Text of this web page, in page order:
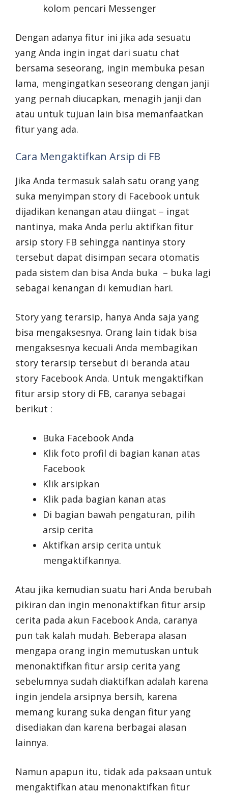
kolom pencari Messenger
Dengan adanya fitur ini jika ada sesuatu
yang Anda ingin ingat dari suatu chat
bersama seseorang, ingin membuka pesan
lama, mengingatkan seseorang dengan janji
yang pernah diucapkan, menagih janji dan
atau untuk tujuan lain bisa memanfaatkan
fitur yang ada.
Cara Mengaktifkan Arsip di FB
Jika Anda termasuk salah satu orang yang
suka menyimpan story di Facebook untuk
dijadikan kenangan atau diingat – ingat
nantinya, maka Anda perlu aktifkan fitur
arsip story FB sehingga nantinya story
tersebut dapat disimpan secara otomatis
pada sistem dan bisa Anda buka – buka lagi
sebagai kenangan di kemudian hari.
Story yang terarsip, hanya Anda saja yang
bisa mengaksesnya. Orang lain tidak bisa
mengaksesnya kecuali Anda membagikan
story terarsip tersebut di beranda atau
story Facebook Anda. Untuk mengaktifkan
fitur arsip story di FB, caranya sebagai
berikut :
Buka Facebook Anda
Klik foto profil di bagian kanan atas
Facebook
Klik arsipkan
Klik pada bagian kanan atas
Di bagian bawah pengaturan, pilih
arsip cerita
Aktifkan arsip cerita untuk
mengaktifkannya.
Atau jika kemudian suatu hari Anda berubah
pikiran dan ingin menonaktifkan fitur arsip
cerita pada akun Facebook Anda, caranya
pun tak kalah mudah. Beberapa alasan
mengapa orang ingin memutuskan untuk
menonaktifkan fitur arsip cerita yang
sebelumnya sudah diaktifkan adalah karena
ingin jendela arsipnya bersih, karena
memang kurang suka dengan fitur yang
disediakan dan karena berbagai alasan
lainnya.
Namun apapun itu, tidak ada paksaan untuk
mengaktifkan atau menonaktifkan fitur